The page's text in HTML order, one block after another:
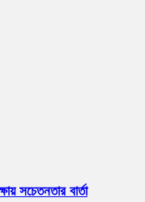
সচেতনতার বার্তা